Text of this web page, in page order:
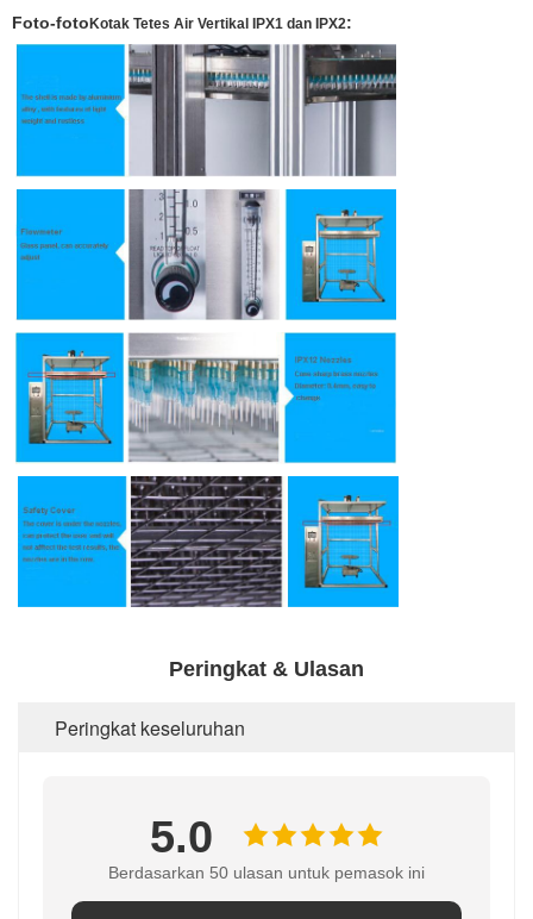
Foto-fotoKotak Tetes Air Vertikal IPX1 dan IPX2:
Peringkat & Ulasan
Peringkat keseluruhan
5.0
Berdasarkan 50 ulasan untuk pemasok ini